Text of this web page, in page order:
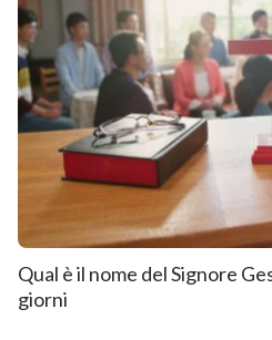
Qual è il nome del Signore
giorni